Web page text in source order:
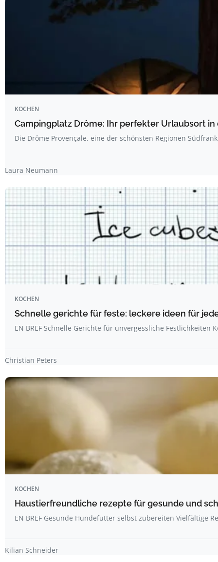
KOCHEN
Campingplatz Drôme: Ihr perfekter Urlaubsort in
Die Drôme Provençale, eine der schönsten Regionen
Laura Neumann
KOCHEN
Schnelle gerichte für feste: leckere ideen für
EN BREF Schnelle Gerichte für unvergessliche Festlichkeiten
Christian Peters
KOCHEN
Haustierfreundliche rezepte für gesunde und
EN BREF Gesunde Hundefutter selbst zubereiten Vielfältige
Kilian Schneider